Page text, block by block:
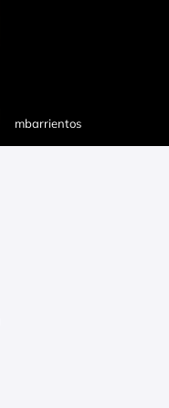
mbarrientos